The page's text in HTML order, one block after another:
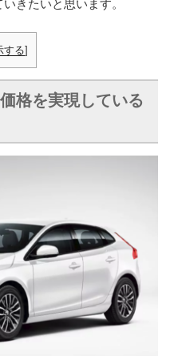
きたいと思います。
する]
格を実現している